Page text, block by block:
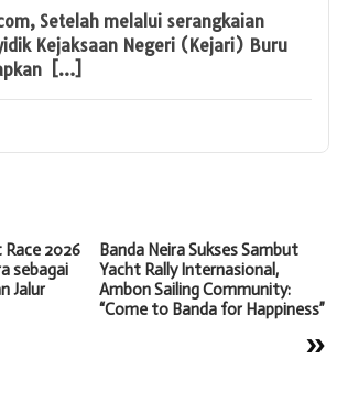
Setelah melalui serangkaian
Kejaksaan Negeri (Kejari) Buru
[…]
»
Race 2026
sebagai
Jalur
Banda Neira Sukses Sambut
Yacht Rally Internasional,
Ambon Sailing Community:
“Come to Banda for Happiness”